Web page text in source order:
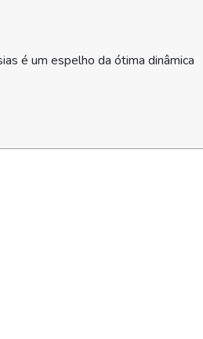
é um espelho da ótima dinâmica